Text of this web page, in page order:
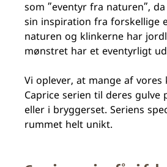
som ”eventyr fra naturen”,
sin inspiration fra forskellige
naturen og klinkerne har
mønstret har et eventyrligt
Vi oplever, at mange af
Caprice serien til deres gulve
eller i bryggerset. Seriens
rummet helt unikt.